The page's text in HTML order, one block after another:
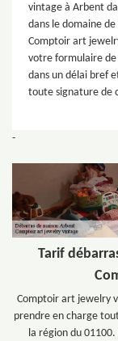
vintage à Arbent
dans le domaine
Comptoir art
votre formulaire de
dans un délai bref
toute signature de
-
Tarif
Comptoir art jewelry
prendre en charge
la région du